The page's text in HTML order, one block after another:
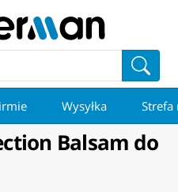
Wysyłka Strefa
Balsam do